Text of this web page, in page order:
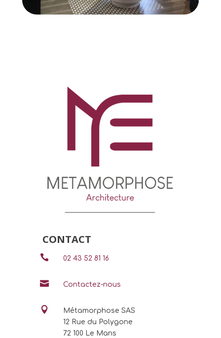
CONTACT
 02 43 52 81 16
 Contactez-nous

Métamorphose SAS
12 Rue du Polygone
72 100 Le Mans